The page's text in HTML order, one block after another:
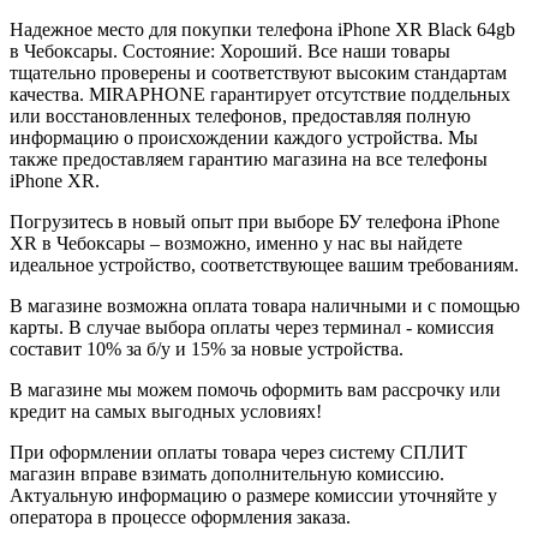
Надежное место для покупки телефона iPhone XR Black 64gb
в Чебоксары. Состояние: Хороший. Все наши товары
тщательно проверены и соответствуют высоким стандартам
качества. MIRAPHONE гарантирует отсутствие поддельных
или восстановленных телефонов, предоставляя полную
информацию о происхождении каждого устройства. Мы
также предоставляем гарантию магазина на все телефоны
iPhone XR.
Погрузитесь в новый опыт при выборе БУ телефона iPhone
XR в Чебоксары – возможно, именно у нас вы найдете
идеальное устройство, соответствующее вашим требованиям.
В магазине возможна оплата товара наличными и с помощью
карты. В случае выбора оплаты через терминал - комиссия
составит 10% за б/у и 15% за новые устройства.
В магазине мы можем помочь оформить вам рассрочку или
кредит на самых выгодных условиях!
При оформлении оплаты товара через систему СПЛИТ
магазин вправе взимать дополнительную комиссию.
Актуальную информацию о размере комиссии уточняйте у
оператора в процессе оформления заказа.